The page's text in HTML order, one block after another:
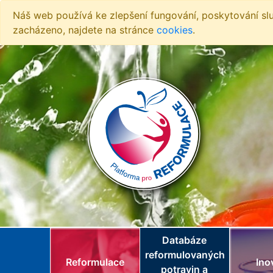
Náš web používá ke zlepšení fungování, poskytování
zacházeno, najdete na stránce cookies.
Reformulace
Databáze
reformulovaných
potravin a